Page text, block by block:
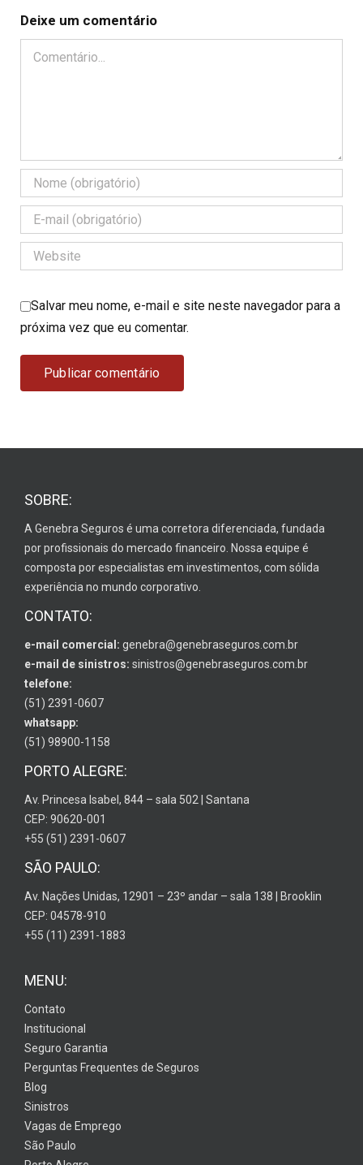
Deixe um comentário
Comentário
Salvar meu nome, e-mail e site neste navegador para a
próxima vez que eu comentar.
SOBRE:
A Genebra Seguros é uma corretora diferenciada, fundada
por profissionais do mercado financeiro. Nossa equipe é
composta por especialistas em investimentos, com sólida
experiência no mundo corporativo.
CONTATO:
e-mail comercial: genebra@genebraseguros.com.br
e-mail de sinistros: sinistros@genebraseguros.com.br
telefone:
(51) 2391-0607
whatsapp:
(51) 98900-1158
PORTO ALEGRE:
Av. Princesa Isabel, 844 – sala 502 | Santana
CEP: 90620-001
+55 (51) 2391-0607
SÃO PAULO:
Av. Nações Unidas, 12901 – 23º andar – sala 138 | Brooklin
CEP: 04578-910
+55 (11) 2391-1883
MENU:
Contato
Institucional
Seguro Garantia
Perguntas Frequentes de Seguros
Blog
Sinistros
Vagas de Emprego
São Paulo